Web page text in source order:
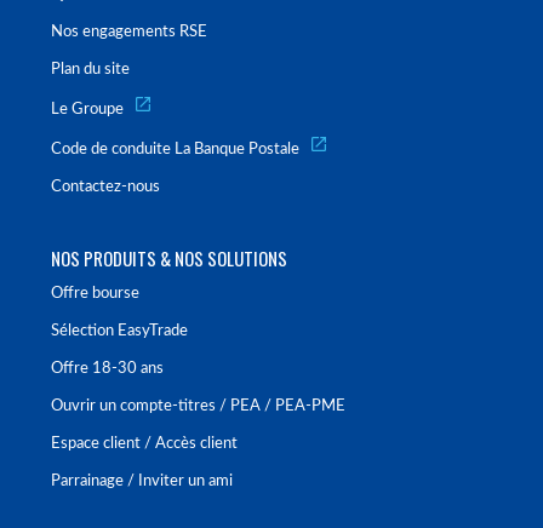
Nos engagements RSE
Plan du site
Le Groupe
Code de conduite La Banque Postale
Contactez-nous
NOS PRODUITS & NOS SOLUTIONS
Offre bourse
Sélection EasyTrade
Offre 18-30 ans
Ouvrir un compte-titres / PEA / PEA-PME
Espace client / Accès client
Parrainage / Inviter un ami